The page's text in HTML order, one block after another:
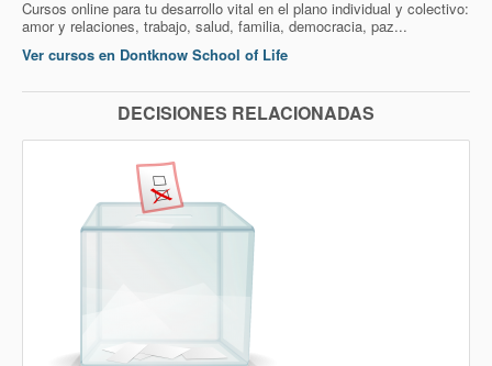
Cursos online para tu desarrollo vital en el plano individual y colectivo:
amor y relaciones, trabajo, salud, familia, democracia, paz...
Ver cursos en Dontknow School of Life
DECISIONES RELACIONADAS